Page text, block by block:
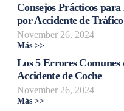
Consejos Prácticos
por Accidente de Tráfico
November 26, 2024
Más >>
Los 5 Errores
Accidente de Coche
November 26, 2024
Más >>